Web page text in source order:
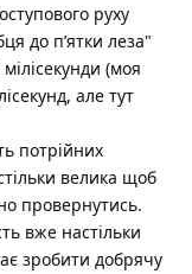
руху
до п’ятки леза"
(моя
але тут
потрійних
велика щоб
провернутись.
вже настільки
зробити добрячу